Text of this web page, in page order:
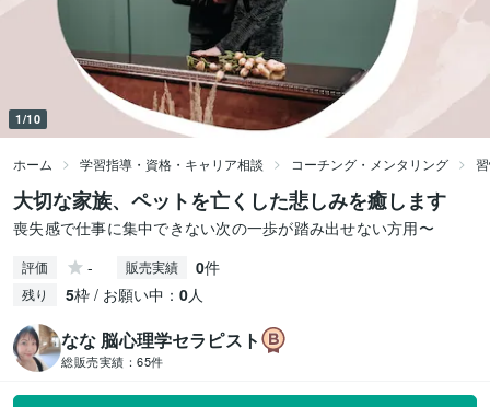
1/10
ホーム 学習指導・資格・キャリア相談 コーチング・メンタリング
大切な家族、ペットを亡くした悲しみを癒します
喪失感で仕事に集中できない次の一歩が踏み出せない方用〜
評価 - 販売実績 0件
残り 5枠 / お願い中： 0人
なな 脳心理学セラピスト
総販売実績： 65件